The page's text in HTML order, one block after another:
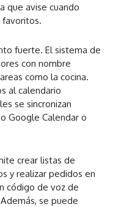
que avise cuando
favoritos.
fuerte. El sistema de
con nombre
como la cocina.
al calendario
se sincronizan
Google Calendar o
crear listas de
y realizar pedidos en
código de voz de
se puede